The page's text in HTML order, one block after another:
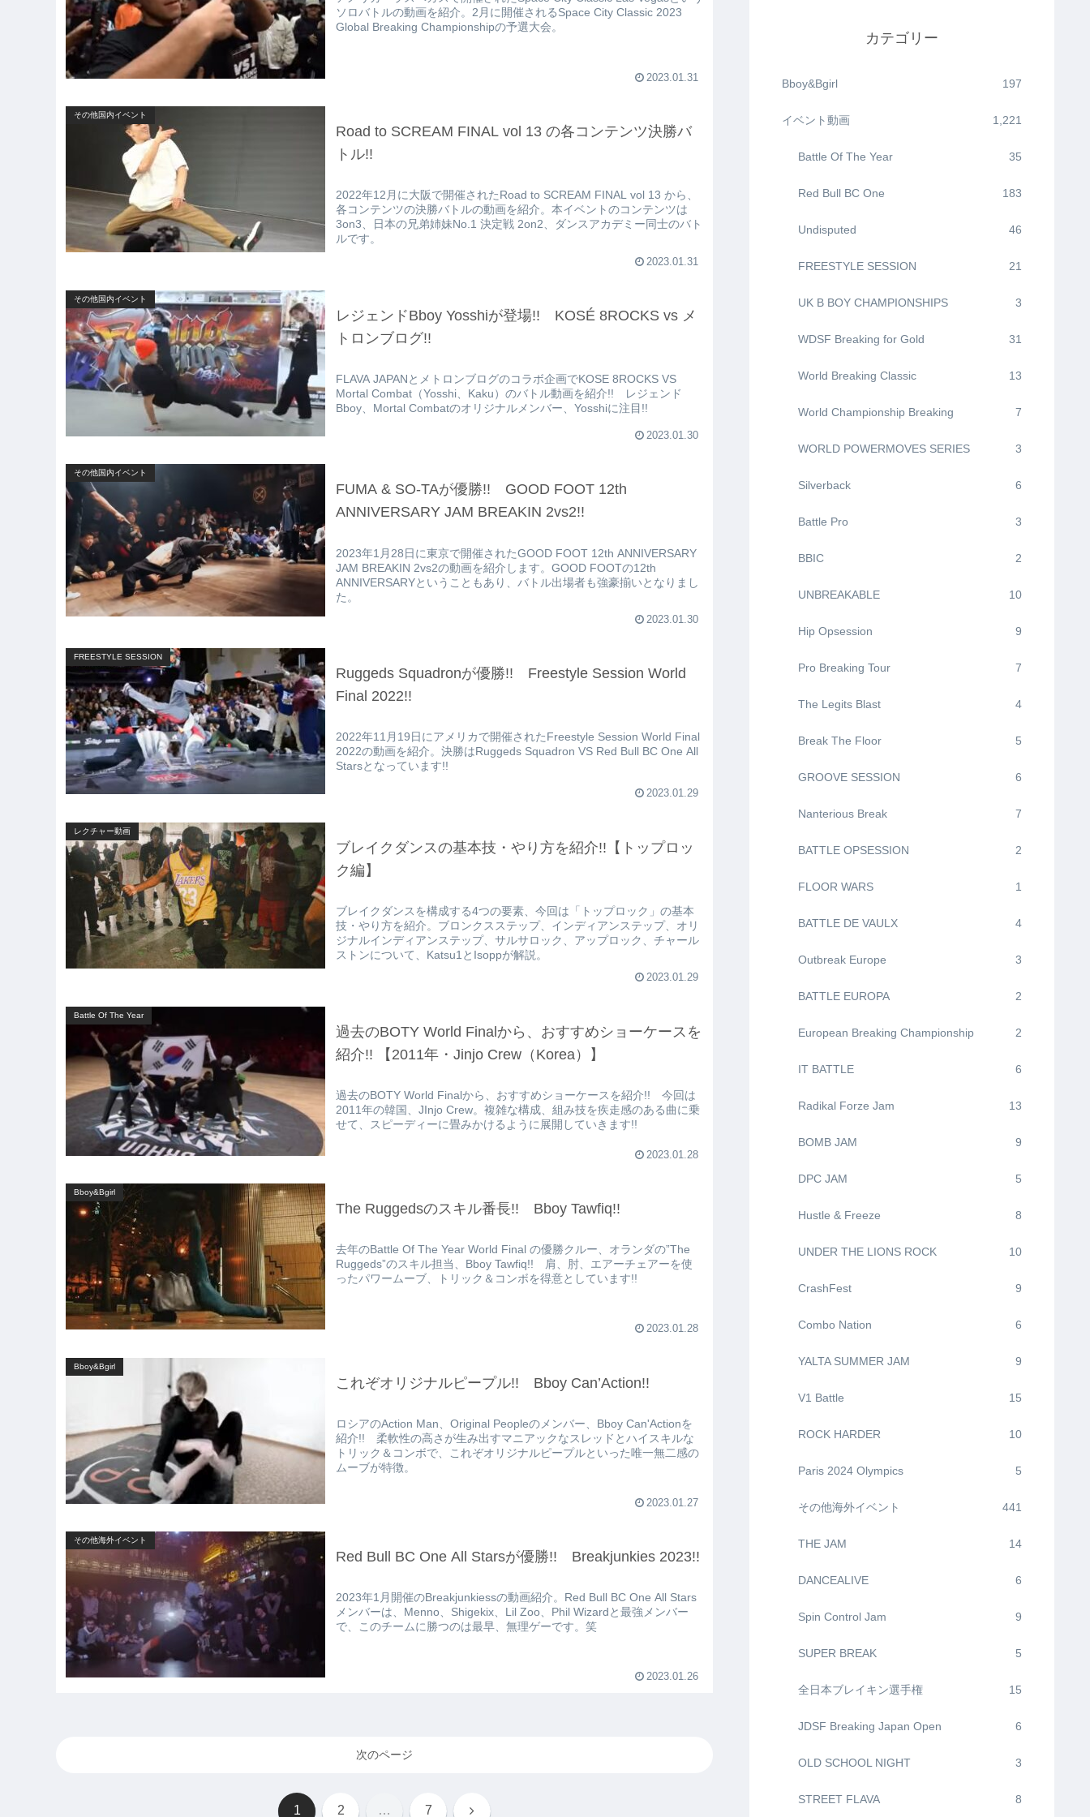
ソロバトルの動画を紹介。2月に開催されるSpace City Classic 2023
Global Breaking Championshipの予選大会。
2023.01.31
その他国内イベント
Road to SCREAM FINAL vol 13 の各コンテンツ決勝バ
トル!!
2022年12月に大阪で開催されたRoad to SCREAM FINAL vol 13 から、
各コンテンツの決勝バトルの動画を紹介。本イベントのコンテンツは
3on3、日本の兄弟姉妹No.1 決定戦 2on2、ダンスアカデミー同士のバト
ルです。
2023.01.31
その他国内イベント
レジェンドBboy Yosshiが登場!! KOSÉ 8ROCKS vs メ
トロンブログ!!
FLAVA JAPANとメトロンブログのコラボ企画でKOSE 8ROCKS VS
Mortal Combat（Yosshi、Kaku）のバトル動画を紹介!! レジェンド
Bboy、Mortal Combatのオリジナルメンバー、Yosshiに注目!!
2023.01.30
その他国内イベント
FUMA & SO-TAが優勝!! GOOD FOOT 12th
ANNIVERSARY JAM BREAKIN 2vs2!!
2023年1月28日に東京で開催されたGOOD FOOT 12th ANNIVERSARY
JAM BREAKIN 2vs2の動画を紹介します。GOOD FOOTの12th
ANNIVERSARYということもあり、バトル出場者も強豪揃いとなりまし
た。
2023.01.30
FREESTYLE SESSION
Ruggeds Squadronが優勝!! Freestyle Session World
Final 2022!!
2022年11月19日にアメリカで開催されたFreestyle Session World Final
2022の動画を紹介。決勝はRuggeds Squadron VS Red Bull BC One All
Starsとなっています!!
2023.01.29
レクチャー動画
ブレイクダンスの基本技・やり方を紹介!!【トップロッ
ク編】
ブレイクダンスを構成する4つの要素、今回は「トップロック」の基本
技・やり方を紹介。ブロンクスステップ、インディアンステップ、オリ
ジナルインディアンステップ、サルサロック、アップロック、チャール
ストンについて、Katsu1とIsoppが解説。
2023.01.29
Battle Of The Year
過去のBOTY World Finalから、おすすめショーケースを
紹介!! 【2011年・Jinjo Crew（Korea）】
過去のBOTY World Finalから、おすすめショーケースを紹介!! 今回は
2011年の韓国、JInjo Crew。複雑な構成、組み技を疾走感のある曲に乗
せて、スピーディーに畳みかけるように展開していきます!!
2023.01.28
Bboy&Bgirl
The Ruggedsのスキル番長!! Bboy Tawfiq!!
去年のBattle Of The Year World Final の優勝クルー、オランダの”The
Ruggeds”のスキル担当、Bboy Tawfiq!! 肩、肘、エアーチェアーを使
ったパワームーブ、トリック＆コンボを得意としています!!
2023.01.28
Bboy&Bgirl
これぞオリジナルピープル!! Bboy Can’Action!!
ロシアのAction Man、Original Peopleのメンバー、Bboy Can'Actionを
紹介!! 柔軟性の高さが生み出すマニアックなスレッドとハイスキルな
トリック＆コンボで、これぞオリジナルピープルといった唯一無二感の
ムーブが特徴。
2023.01.27
その他海外イベント
Red Bull BC One All Starsが優勝!! Breakjunkies 2023!!
2023年1月開催のBreakjunkiessの動画紹介。Red Bull BC One All Stars
メンバーは、Menno、Shigekix、Lil Zoo、Phil Wizardと最強メンバー
で、このチームに勝つのは最早、無理ゲーです。笑
2023.01.26
次のページ
1 2 … 7 次
カテゴリー
Bboy&Bgirl 197
イベント動画 1,221
Battle Of The Year 35
Red Bull BC One 183
Undisputed 46
FREESTYLE SESSION 21
UK B BOY CHAMPIONSHIPS 3
WDSF Breaking for Gold 31
World Breaking Classic 13
World Championship Breaking 7
WORLD POWERMOVES SERIES 3
Silverback 6
Battle Pro 3
BBIC 2
UNBREAKABLE 10
Hip Opsession 9
Pro Breaking Tour 7
The Legits Blast 4
Break The Floor 5
GROOVE SESSION 6
Nanterious Break 7
BATTLE OPSESSION 2
FLOOR WARS 1
BATTLE DE VAULX 4
Outbreak Europe 3
BATTLE EUROPA 2
European Breaking Championship 2
IT BATTLE 6
Radikal Forze Jam 13
BOMB JAM 9
DPC JAM 5
Hustle & Freeze 8
UNDER THE LIONS ROCK 10
CrashFest 9
Combo Nation 6
YALTA SUMMER JAM 9
V1 Battle 15
ROCK HARDER 10
Paris 2024 Olympics 5
その他海外イベント 441
THE JAM 14
DANCEALIVE 6
Spin Control Jam 9
SUPER BREAK 5
全日本ブレイキン選手権 15
JDSF Breaking Japan Open 6
OLD SCHOOL NIGHT 3
STREET FLAVA 8